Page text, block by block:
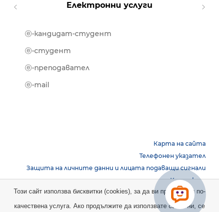
Електронни услуги
ⓔ-кандидат-студент
ⓔ-студент
ⓔ-преподавател
ⓔ-mail
Карта на сайта
Телефонен указател
Защита на личните данни и лицата подаващи сигнали
Контакти
Copyright © 2026 НБУ. Всички права запазени.
Този сайт използва бисквитки (cookies), за да ви предостави по-
качествена услуга. Ако продължите да използвате сайта ни, се